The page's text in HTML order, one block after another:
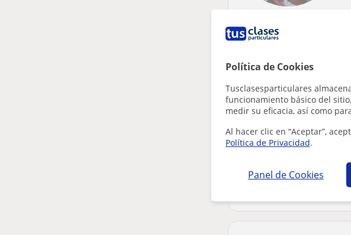
Política de Cookies
Tusclasesparticulares
funcionamiento básico del
medir su eficacia, así como
Al hacer clic en “Aceptar”,
Política de Privacidad.
Panel de Cookies